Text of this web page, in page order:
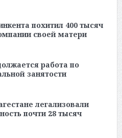
похитил 400 тысяч
своей матери
работа по
занятости
легализовали
почти 28 тысяч